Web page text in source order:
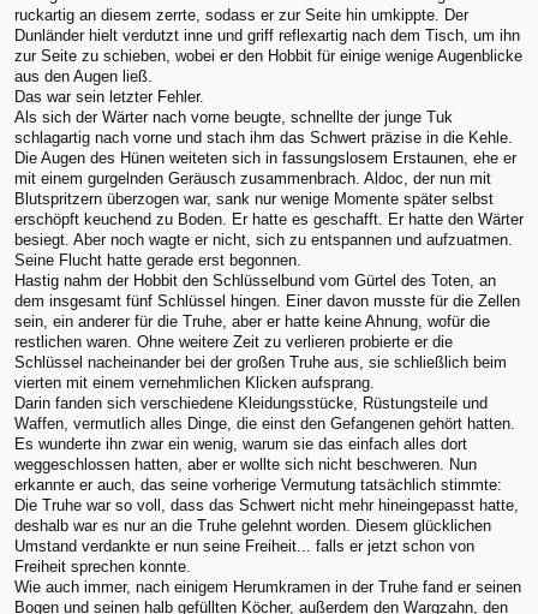
ruckartig an diesem zerrte, sodass er zur Seite hin umkippte. Der
Dunländer hielt verdutzt inne und griff reflexartig nach dem Tisch, um ihn
zur Seite zu schieben, wobei er den Hobbit für einige wenige Augenblicke
aus den Augen ließ.
Das war sein letzter Fehler.
Als sich der Wärter nach vorne beugte, schnellte der junge Tuk
schlagartig nach vorne und stach ihm das Schwert präzise in die Kehle.
Die Augen des Hünen weiteten sich in fassungslosem Erstaunen, ehe er
mit einem gurgelnden Geräusch zusammenbrach. Aldoc, der nun mit
Blutspritzern überzogen war, sank nur wenige Momente später selbst
erschöpft keuchend zu Boden. Er hatte es geschafft. Er hatte den Wärter
besiegt. Aber noch wagte er nicht, sich zu entspannen und aufzuatmen.
Seine Flucht hatte gerade erst begonnen.
Hastig nahm der Hobbit den Schlüsselbund vom Gürtel des Toten, an
dem insgesamt fünf Schlüssel hingen. Einer davon musste für die Zellen
sein, ein anderer für die Truhe, aber er hatte keine Ahnung, wofür die
restlichen waren. Ohne weitere Zeit zu verlieren probierte er die
Schlüssel nacheinander bei der großen Truhe aus, sie schließlich beim
vierten mit einem vernehmlichen Klicken aufsprang.
Darin fanden sich verschiedene Kleidungsstücke, Rüstungsteile und
Waffen, vermutlich alles Dinge, die einst den Gefangenen gehört hatten.
Es wunderte ihn zwar ein wenig, warum sie das einfach alles dort
weggeschlossen hatten, aber er wollte sich nicht beschweren. Nun
erkannte er auch, das seine vorherige Vermutung tatsächlich stimmte:
Die Truhe war so voll, dass das Schwert nicht mehr hineingepasst hatte,
deshalb war es nur an die Truhe gelehnt worden. Diesem glücklichen
Umstand verdankte er nun seine Freiheit... falls er jetzt schon von
Freiheit sprechen konnte.
Wie auch immer, nach einigem Herumkramen in der Truhe fand er seinen
Bogen und seinen halb gefüllten Köcher, außerdem den Wargzahn, den